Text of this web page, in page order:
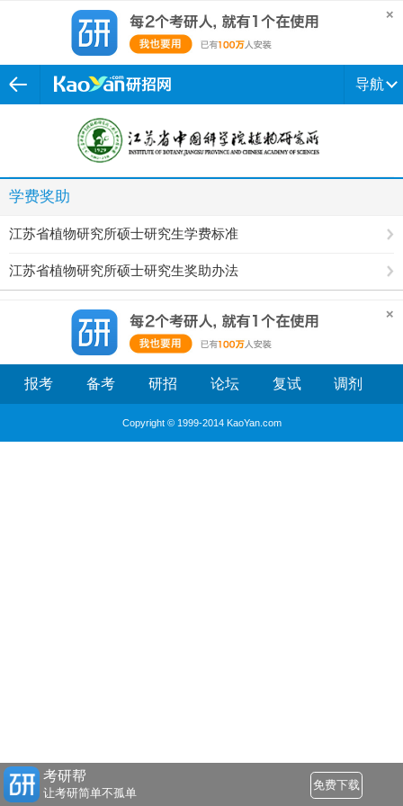
导航
学费奖助
江苏省植物研究所硕士研究生学费标准
江苏省植物研究所硕士研究生奖助办法
报考 备考 研招 论坛 复试 调剂
Copyright © 1999-2014 KaoYan.com
考研帮
让考研简单不孤单
免费下载